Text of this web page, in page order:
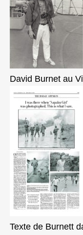
David Burnet au
Texte de Burnett